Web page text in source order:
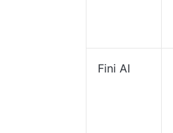
Fini AI